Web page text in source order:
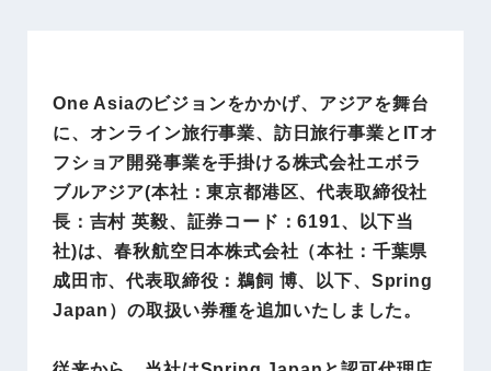
One Asiaのビジョンをかかげ、アジアを舞台
に、オンライン旅行事業、訪日旅行事業とITオ
フショア開発事業を手掛ける株式会社エボラ
ブルアジア(本社：東京都港区、代表取締役社
長：吉村 英毅、証券コード：6191、以下当
社)は、春秋航空日本株式会社（本社：千葉県
成田市、代表取締役：鵜飼 博、以下、Spring
Japan）の取扱い券種を追加いたしました。